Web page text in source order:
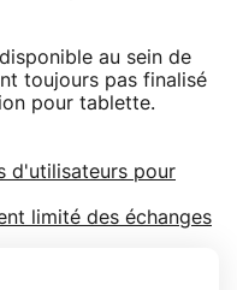
au sein de
toujours pas finalisé
pour tablette.
d'utilisateurs pour
limité des échanges